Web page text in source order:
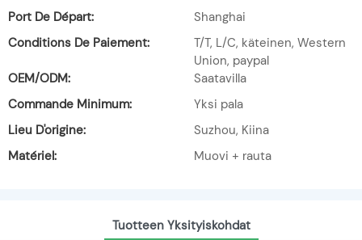
Port De Départ:
Shanghai
Conditions De Paiement:
T/T, L/C, käteinen, Western
Union, paypal
OEM/ODM:
Saatavilla
Commande Minimum:
Yksi pala
Lieu D'origine:
Suzhou, Kiina
Matériel:
Muovi + rauta
Tuotteen Yksityiskohdat